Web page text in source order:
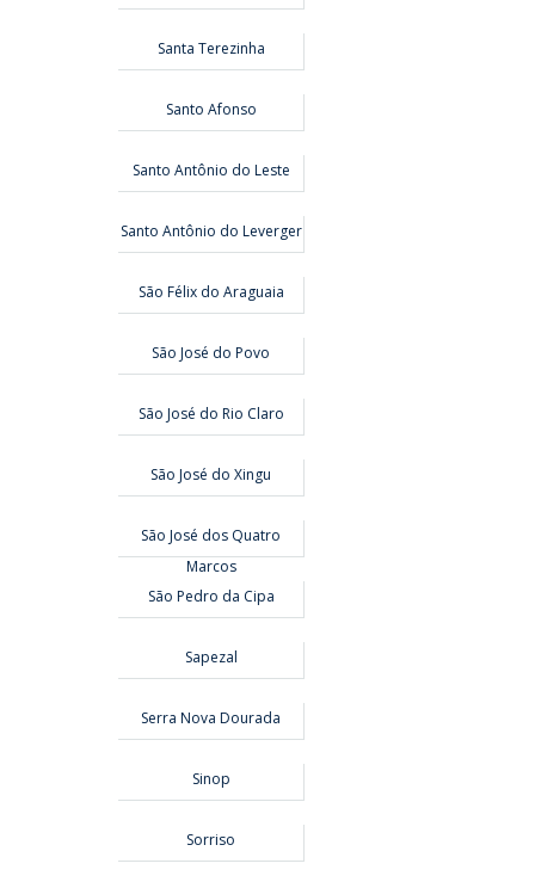
Santa Terezinha
Santo Afonso
Santo Antônio do Leste
Santo Antônio do Leverger
São Félix do Araguaia
São José do Povo
São José do Rio Claro
São José do Xingu
São José dos Quatro
Marcos
São Pedro da Cipa
Sapezal
Serra Nova Dourada
Sinop
Sorriso